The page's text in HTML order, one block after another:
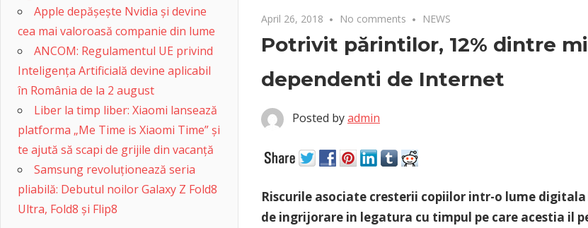
April 26, 2018 No comments NEWS
Potrivit părintilor, 12% dintre
dependenti de Internet
Posted byadmin
Riscurile asociate cresterii copiilor intr-o lume
de ingrijorare in legatura cu timpul pe care acestia il
Apple depășește Nvidia și devine
cea mai valoroasă companie din lume
ANCOM: Regulamentul UE privind
Inteligența Artificială devine aplicabil
în România de la 2 august
Liber la timp liber: Xiaomi lansează
platforma „Me Time is Xiaomi Time” și
te ajută să scapi de grijile din vacanță
Samsung revoluționează seria
pliabilă: Debutul noilor Galaxy Z Fold8
Ultra, Fold8 și Flip8